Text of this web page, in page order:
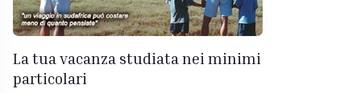
La tua vacanza studiata nei minimi
particolari